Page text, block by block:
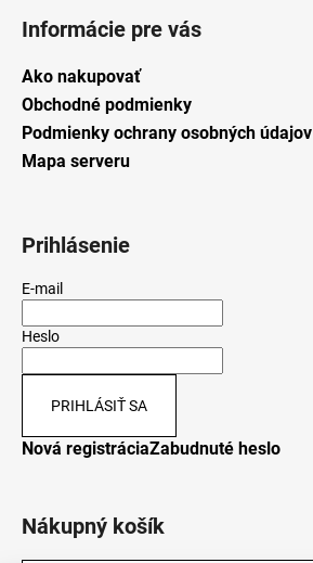
Informácie pre vás
Ako nakupovať
Obchodné podmienky
Podmienky ochrany osobných údajov
Mapa serveru
Prihlásenie
E-mail
Heslo
PRIHLÁSIŤ SA
Nová registráciaZabudnuté heslo
Nákupný košík